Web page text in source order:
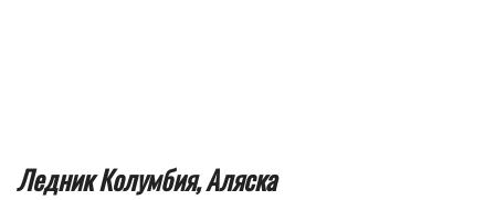
Ледник Колумбия, Аляска